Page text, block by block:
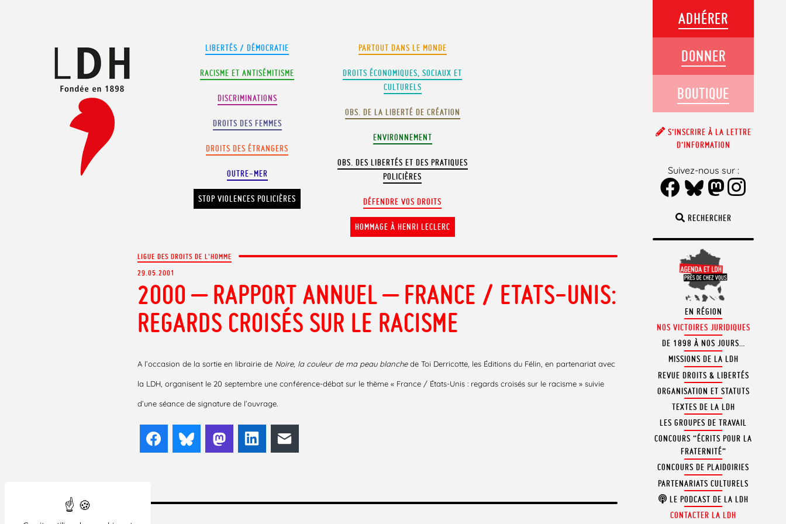
LIBERTÉS / DÉMOCRATIE
RACISME ET ANTISÉMITISME
DISCRIMINATIONS
DROITS DES FEMMES
DROITS DES ÉTRANGERS
OUTRE-MER
STOP VIOLENCES POLICIÈRES
PARTOUT DANS LE MONDE
DROITS ÉCONOMIQUES, SOCIAUX ET
CULTURELS
OBS. DE LA LIBERTÉ DE CRÉATION
ENVIRONNEMENT
OBS. DES LIBERTÉS ET DES PRATIQUES
POLICIÈRES
DÉFENDRE VOS DROITS
HOMMAGE À HENRI LECLERC
LIGUE DES DROITS DE L'HOMME
29.05.2001
2000 – RAPPORT ANNUEL – FRANCE / ETATS-UNIS:
REGARDS CROISÉS SUR LE RACISME
A l’occasion de la sortie en librairie de Noire, la couleur de ma peau blanchede Toi Derricotte, les Éditions du Félin, en partenariat avec
la LDH, organisent le 20 septembre une conférence-débat sur le thème « France / États-Unis : regards croisés sur le racisme » suivie
d’une séance de signature de l’ouvrage.
FacebookBlueskyMastodonLinkedIn
RECHERCHER
EN RÉGION
NOS VICTOIRES JURIDIQUES
DE 1898 À NOS JOURS…
MISSIONS DE LA LDH
REVUE DROITS & LIBERTÉS
ORGANISATION ET STATUTS
TEXTES DE LA LDH
LES GROUPES DE TRAVAIL
CONCOURS “ÉCRITS POUR LA
FRATERNITÉ”
CONCOURS DE PLAIDOIRIES
PARTENARIATS CULTURELS
LE PODCAST DE LA LDH
CONTACTER LA LDH
ADHÉRER
DONNER
BOUTIQUE
S’INSCRIRE À LA LETTRE
D’INFORMATION
Suivez-nous sur :